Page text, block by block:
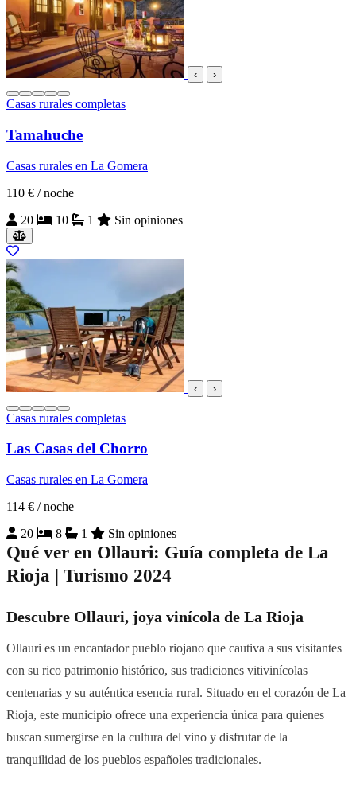
‹ ›
Casas rurales completas
Tamahuche
Casas rurales en La Gomera
110 € / noche
20
10 1 Sin opiniones
‹ ›
Casas rurales completas
Las Casas del Chorro
Casas rurales en La Gomera
114 € / noche
20
8 1 Sin opiniones
Qué ver en Ollauri: Guía completa de La
Rioja | Turismo 2024
Descubre Ollauri, joya vinícola de La Rioja
Ollauri es un encantador pueblo riojano que cautiva a sus visitantes
con su rico patrimonio histórico, sus tradiciones vitivinícolas
centenarias y su auténtica esencia rural. Situado en el corazón de La
Rioja, este municipio ofrece una experiencia única para quienes
buscan sumergirse en la cultura del vino y disfrutar de la
tranquilidad de los pueblos españoles tradicionales.